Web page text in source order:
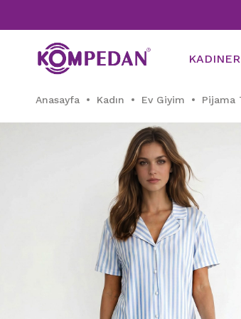
KADIN
Anasayfa Kadın Ev Giyim Pijama